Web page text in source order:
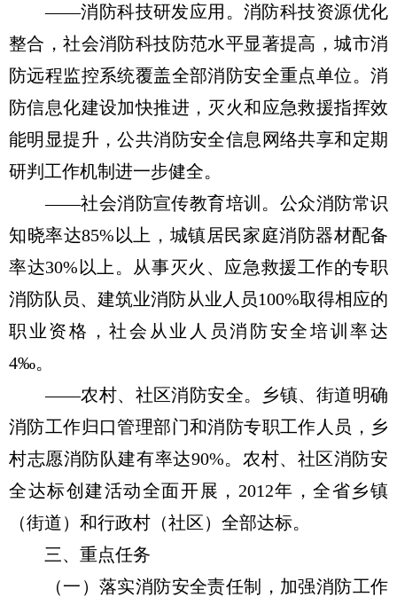
——消防科技研发应用。消防科技资源优化
整合，社会消防科技防范水平显著提高，城市消
防远程监控系统覆盖全部消防安全重点单位。消
防信息化建设加快推进，灭火和应急救援指挥效
能明显提升，公共消防安全信息网络共享和定期
研判工作机制进一步健全。
——社会消防宣传教育培训。公众消防常识
知晓率达85%以上，城镇居民家庭消防器材配备
率达30%以上。从事灭火、应急救援工作的专职
消防队员、建筑业消防从业人员100%取得相应的
职业资格，社会从业人员消防安全培训率达
4‰。
——农村、社区消防安全。乡镇、街道明确
消防工作归口管理部门和消防专职工作人员，乡
村志愿消防队建有率达90%。农村、社区消防安
全达标创建活动全面开展，2012年，全省乡镇
（街道）和行政村（社区）全部达标。
三、重点任务
（一）落实消防安全责任制，加强消防工作